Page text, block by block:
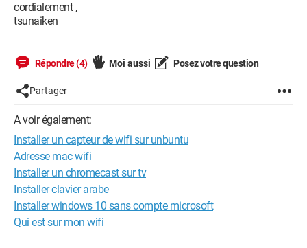
cordialement ,
tsunaiken
Répondre (4) Moi aussi Posez votre question
Partager
A voir également:
Installer un capteur de wifi sur unbuntu
Adresse mac wifi
Installer un chromecast sur tv
Installer clavier arabe
Installer windows 10 sans compte microsoft
Qui est sur mon wifi